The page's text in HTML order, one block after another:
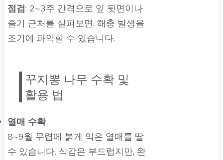
점검: 2~3주 간격으로 잎 뒷면이나
줄기 근처를 살펴보면, 해충 발생을
조기에 파악할 수 있습니다.
꾸지뽕 나무 수확 및
활용 법
열매 수확
8~9월 무렵에 붉게 익은 열매를 딸
수 있습니다. 식감은 부드럽지만, 완